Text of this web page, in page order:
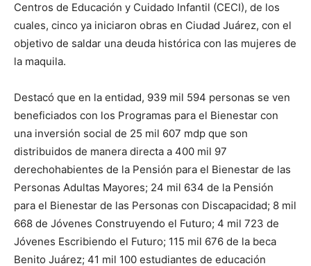
Centros de Educación y Cuidado Infantil (CECI), de los
cuales, cinco ya iniciaron obras en Ciudad Juárez, con el
objetivo de saldar una deuda histórica con las mujeres de
la maquila.
Destacó que en la entidad, 939 mil 594 personas se ven
beneficiados con los Programas para el Bienestar con
una inversión social de 25 mil 607 mdp que son
distribuidos de manera directa a 400 mil 97
derechohabientes de la Pensión para el Bienestar de las
Personas Adultas Mayores; 24 mil 634 de la Pensión
para el Bienestar de las Personas con Discapacidad; 8 mil
668 de Jóvenes Construyendo el Futuro; 4 mil 723 de
Jóvenes Escribiendo el Futuro; 115 mil 676 de la beca
Benito Juárez; 41 mil 100 estudiantes de educación